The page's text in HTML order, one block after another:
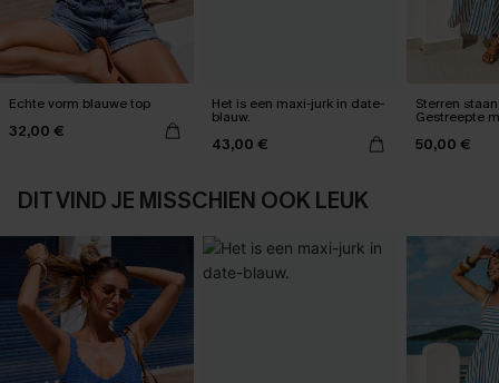
Echte vorm blauwe top
32,00 €
Het is een maxi-jurk in date-
blauw.
43,00 €
Sterren
Gestreepte
50,00 €
DIT VIND JE MISSCHIEN OOK LEUK